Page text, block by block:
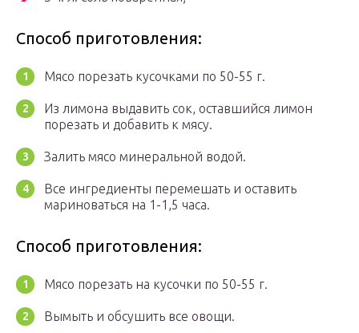
Способ приготовления:
Мясо порезать кусочками по 50-55 г.
Из лимона выдавить сок, оставшийся лимон
порезать и добавить к мясу.
Залить мясо минеральной водой.
Все ингредиенты перемешать и оставить
мариноваться на 1-1,5 часа.
Способ приготовления:
Мясо порезать на кусочки по 50-55 г.
Вымыть и обсушить все овощи.